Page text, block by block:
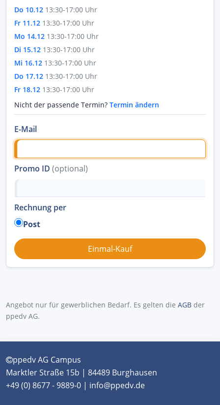
Do 10.12 13:30-17:00 Uhr
Fr 11.12 13:30-17:00 Uhr
Mo 14.12 13:30-17:00 Uhr
Di 15.12 13:30-17:00 Uhr
Mi 16.12 13:30-17:00 Uhr
Do 17.12 13:30-17:00 Uhr
Fr 18.12 13:30-17:00 Uhr
Nicht der passende Termin? Termin ändern
E-Mail
Promo ID (optional)
Rechnung per
Post
Angebot nur für gewerblichen Bedarf. Es gelten die AGB der
ppedv AG.
ppedv AG Campus
Marktler Straße 15b | 84489 Burghausen
+49 (0) 8677 - 9889-0 | info@ppedv.de